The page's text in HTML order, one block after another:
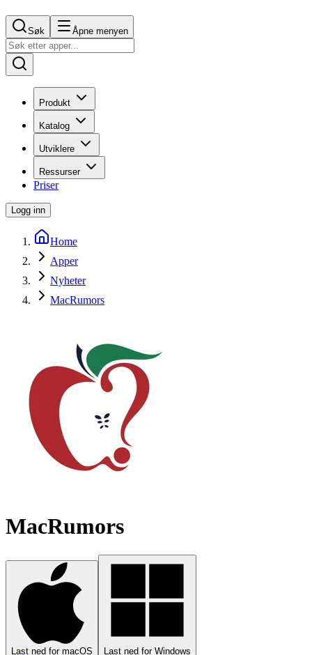
Søk Åpne menyen
Produkt
Katalog
Utviklere
Ressurser
Priser
Logg inn
Home
Apper
Nyheter
MacRumors
MacRumors
Last ned for macOS Last ned for Windows